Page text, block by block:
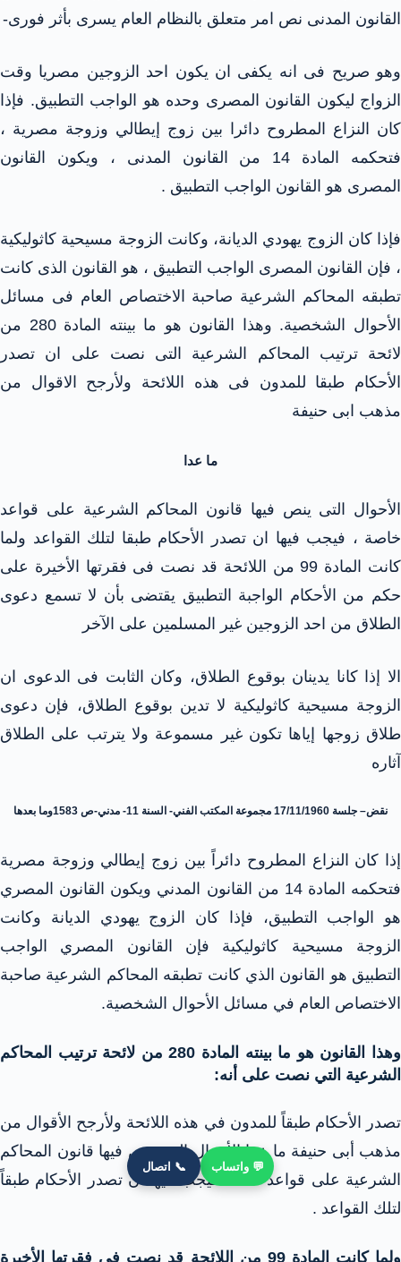
القانون المدنى نص امر متعلق بالنظام العام يسرى بأثر فورى-
وهو صريح فى انه يكفى ان يكون احد الزوجين مصريا وقت
الزواج ليكون القانون المصرى وحده هو الواجب التطبيق. فإذا
كان النزاع المطروح دائرا بين زوج إيطالي وزوجة مصرية ،
فتحكمه المادة 14 من القانون المدنى ، ويكون القانون
المصرى هو القانون الواجب التطبيق .
فإذا كان الزوج يهودي الديانة، وكانت الزوجة مسيحية كاثوليكية
، فإن القانون المصرى الواجب التطبيق ، هو القانون الذى كانت
تطبقه المحاكم الشرعية صاحبة الاختصاص العام فى مسائل
الأحوال الشخصية. وهذا القانون هو ما بينته المادة 280 من
لائحة ترتيب المحاكم الشرعية التى نصت على ان تصدر
الأحكام طبقا للمدون فى هذه اللائحة ولأرجح الاقوال من
مذهب ابى حنيفة
ما عدا
الأحوال التى ينص فيها قانون المحاكم الشرعية على قواعد
خاصة ، فيجب فيها ان تصدر الأحكام طبقا لتلك القواعد ولما
كانت المادة 99 من اللائحة قد نصت فى فقرتها الأخيرة على
حكم من الأحكام الواجبة التطبيق يقتضى بأن لا تسمع دعوى
الطلاق من احد الزوجين غير المسلمين على الآخر
الا إذا كانا يدينان بوقوع الطلاق، وكان الثابت فى الدعوى ان
الزوجة مسيحية كاثوليكية لا تدين بوقوع الطلاق، فإن دعوى
طلاق زوجها إياها تكون غير مسموعة ولا يترتب على الطلاق
آثاره
نقض– جلسة 17/11/1960 مجموعة المكتب الفني- السنة 11- مدني-ص 1583وما بعدها
إذا كان النزاع المطروح دائراً بين زوج إيطالي وزوجة مصرية
فتحكمه المادة 14 من القانون المدني ويكون القانون المصري
هو الواجب التطبيق، فإذا كان الزوج يهودي الديانة وكانت
الزوجة مسيحية كاثوليكية فإن القانون المصري الواجب
التطبيق هو القانون الذي كانت تطبقه المحاكم الشرعية صاحبة
الاختصاص العام في مسائل الأحوال الشخصية.
وهذا القانون هو ما بينته المادة 280 من لائحة ترتيب المحاكم
الشرعية التي نصت على أنه:
تصدر الأحكام طبقاً للمدون في هذه اللائحة ولأرجح الأقوال من
مذهب أبى حنيفة ما عدا الأحوال التي ينص فيها قانون المحاكم
الشرعية على قواعد خاصة فيجب فيها أن تصدر الأحكام طبقاً
لتلك القواعد .
ولما كانت المادة 99 من اللائحة قد نصت في فقرتها الأخيرة
💬 واتساب 📞 اتصال